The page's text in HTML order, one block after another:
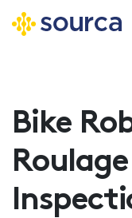
principal
Bike